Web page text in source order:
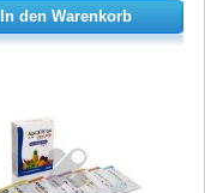
In den Warenkorb